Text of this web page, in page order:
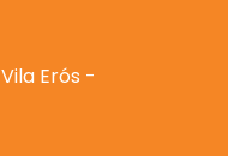
Erós -